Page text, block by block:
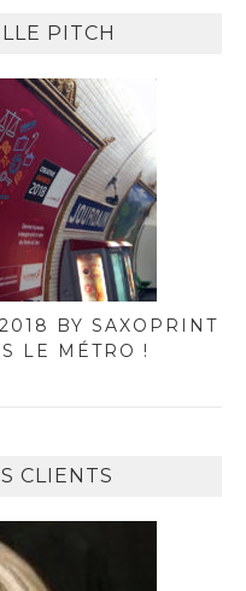
PITCH
BY SAXOPRINT
LE MÉTRO !
CLIENTS